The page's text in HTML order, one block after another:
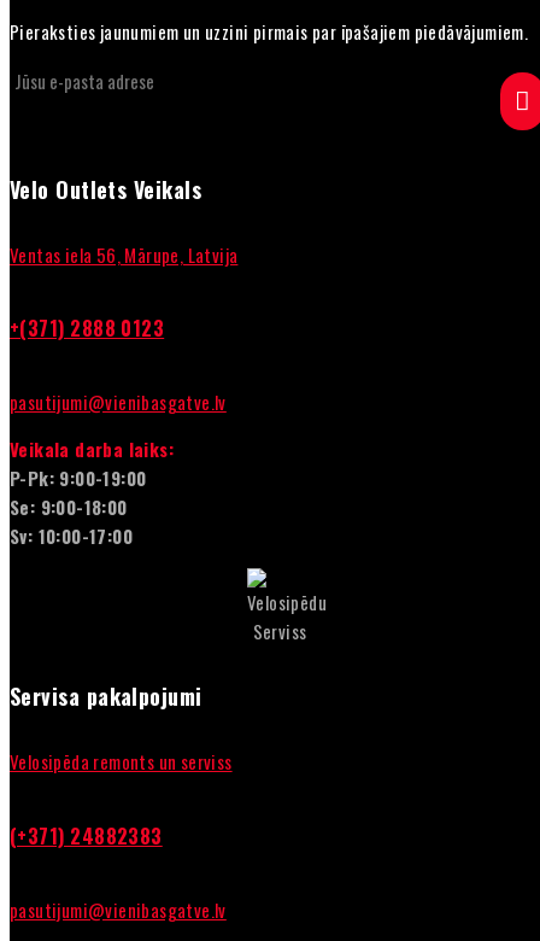
Pieraksties jaunumiem un uzzini pirmais par īpašajiem piedāvājumiem.
Velo Outlets Veikals
Ventas iela 56, Mārupe, Latvija
+(371) 2888 0123
pasutijumi@vienibasgatve.lv
Veikala darba laiks:
P-Pk: 9:00-19:00
Se: 9:00-18:00
Sv: 10:00-17:00
Servisa pakalpojumi
Velosipēda remonts un serviss
(+371) 24882383
pasutijumi@vienibasgatve.lv